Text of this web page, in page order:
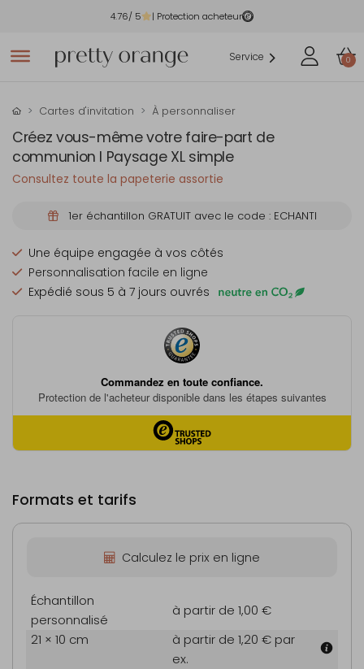
4.76/ 5 | Protection acheteur
Service 0
Cartes d'invitation À personnaliser
Créez vous-même votre faire-part de
communion I Paysage XL simple
Consultez toute la papeterie assortie
1er échantillon GRATUIT avec le code : ECHANTI
Une équipe engagée à vos côtés
Personnalisation facile en ligne
Expédié sous 5 à 7 jours ouvrés
Formats et tarifs
Calculez le prix en ligne
Échantillon
personnalisé
à partir de 1,00 €
21 × 10 cm
à partir de 1,20 € par
ex.